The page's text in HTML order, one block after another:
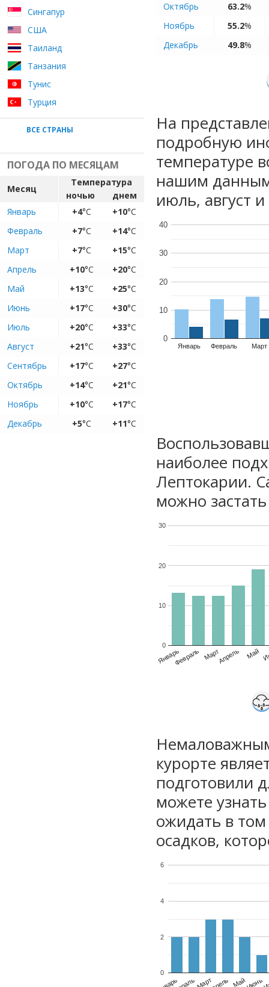
Сингапур
США
Таиланд
Танзания
Тунис
Турция
ВСЕ СТРАНЫ
ПОГОДА ПО МЕСЯЦАМ
Месяц
Температура
ночью
днем
Январь
+4°C +10°C
Февраль
+7°C +14°C
Март
+7°C +15°C
Апрель
+10°C +20°C
Май
+13°C +25°C
Июнь
+17°C +30°C
Июль
+20°C +33°C
Август
+21°C +33°C
Сентябрь
+17°C +27°C
Октябрь
+14°C +21°C
Ноябрь
+10°C +17°C
Декабрь
+5°C +11°C
Октябрь
63.2%
Ноябрь
55.2%
Декабрь
49.8%
На
подробную
температуре
нашим
июль, август
Январь Февраль Март
0
10
20
30
40
наиболее
Лептокарии.
можно
ЯнварьФевраль МартАпрель Май
0
10
20
30
курорте
подготовили
можете
ожидать в
осадков,
Март МайИюнь
0
2
4
6